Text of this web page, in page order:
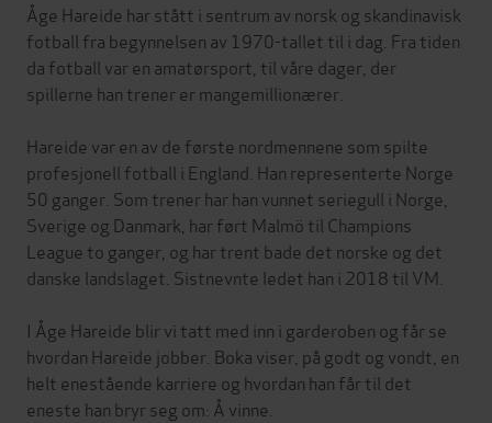
Åge Hareide har stått i sentrum av norsk og skandinavisk
fotball fra begynnelsen av 1970-tallet til i dag. Fra tiden
da fotball var en amatørsport, til våre dager, der
spillerne han trener er mangemillionærer.
Hareide var en av de første nordmennene som spilte
profesjonell fotball i England. Han representerte Norge
50 ganger. Som trener har han vunnet seriegull i Norge,
Sverige og Danmark, har ført Malmö til Champions
League to ganger, og har trent bade det norske og det
danske landslaget. Sistnevnte ledet han i 2018 til VM.
I Åge Hareide blir vi tatt med inn i garderoben og får se
hvordan Hareide jobber. Boka viser, på godt og vondt, en
helt enestående karriere og hvordan han får til det
eneste han bryr seg om: Å vinne.